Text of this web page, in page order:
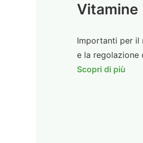
Importanti per il
e la regolazione
Scopri di più